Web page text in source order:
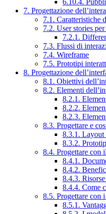
7. Progettazione
7.1. Caratteristiche
7.2. User stories
7.2.1.
7.3. Flussi di
7.4. Wireframe
7.5. Prototipi
8. Progettazione
8.1. Obiettivi
8.2. Elementi
8.2.1.
8.2.2.
8.2.3.
8.3. Progettare e
8.3.1. Layout
8.3.2.
8.4. Progettare con
8.4.1.
8.4.2.
8.4.3.
8.4.4. Come
8.5. Progettare con
8.5.1.